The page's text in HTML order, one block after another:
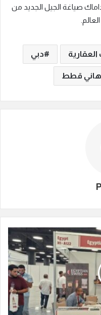
صياغة الجيل الجديد من
دبي
هاني قطط